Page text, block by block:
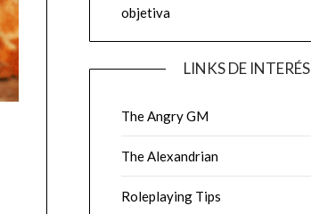
objetiva
LINKS DE INTERÉS
The Angry GM
The Alexandrian
Roleplaying Tips